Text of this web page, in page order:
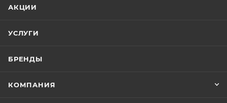
АКЦИИ
УСЛУГИ
БРЕНДЫ
КОМПАНИЯ